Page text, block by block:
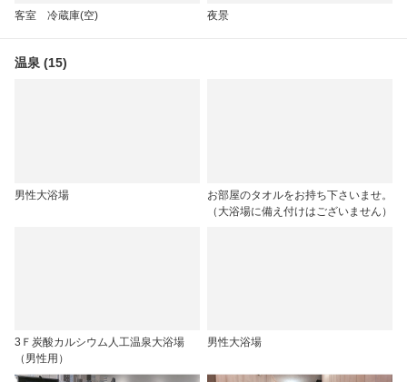
客室 冷蔵庫(空) 夜景
温泉 (15)
男性大浴場
お部屋のタオルをお持ち下さいませ。
（大浴場に備え付けはございません）
3Ｆ炭酸カルシウム人工温泉大浴場
（男性用）
男性大浴場